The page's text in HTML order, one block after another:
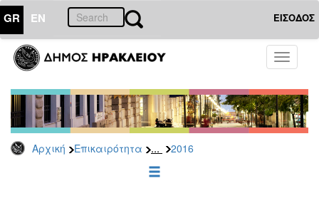
GR EN ΕΙΣΟΔΟΣ
Toggle
Αρχική Επικαιρότητα ... 2016
ΕΠΙΚΑΙΡΟΤΗΤΑ
Τύπου
Αρχείο
2026
2025